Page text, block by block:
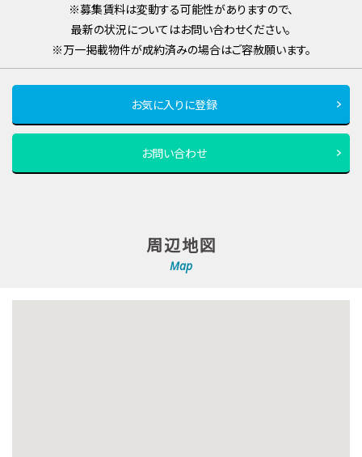
※募集賃料は変動する可能性がありますので、
最新の状況についてはお問い合わせください。
※万一掲載物件が成約済みの場合はご容赦願います。
お気に入りに登録
お問い合わせ
周辺地図
Map